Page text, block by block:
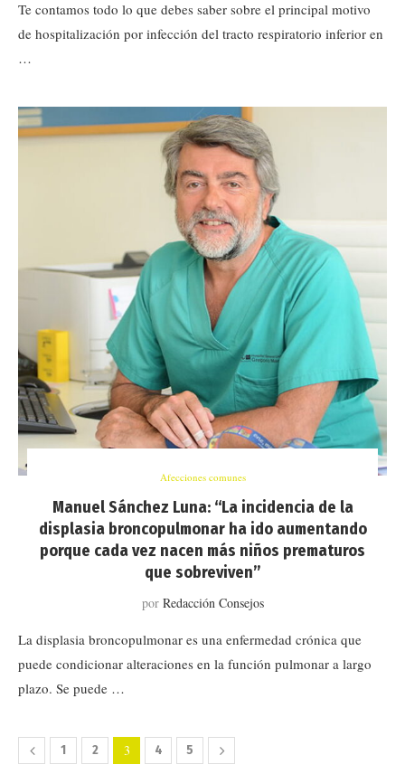
Te contamos todo lo que debes saber sobre el principal motivo
de hospitalización por infección del tracto respiratorio inferior en
…
Afecciones comunes
Manuel Sánchez Luna: “La incidencia de la
displasia broncopulmonar ha ido aumentando
porque cada vez nacen más niños prematuros
que sobreviven”
por Redacción Consejos
La displasia broncopulmonar es una enfermedad crónica que
puede condicionar alteraciones en la función pulmonar a largo
plazo. Se puede …
1 2 3 4 5